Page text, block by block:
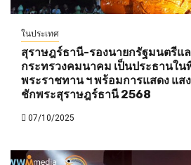
ในประเทศ
สุราษฎร์ธานี-รองนายกรัฐมนตรีแ
กระทรวงคมนาคม เป็นประธานใน
พระราชทาน ฯ พร้อมการแสดง แสง
ชักพระสุราษฎร์ธานี 2568
07/10/2025